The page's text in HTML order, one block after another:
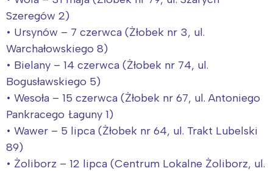
Szeregów 2)
• Ursynów – 7 czerwca (Żłobek nr 3, ul.
Warchałowskiego 8)
• Bielany – 14 czerwca (Żłobek nr 74, ul.
Bogusławskiego 5)
• Wesoła – 15 czerwca (Żłobek nr 67, ul. Antoniego
Pankracego Łaguny 1)
• Wawer – 5 lipca (Żłobek nr 64, ul. Trakt Lubelski
89)
• Żoliborz – 12 lipca (Centrum Lokalne Żoliborz, ul.